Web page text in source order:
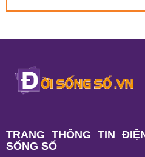
TRANG THÔNG TIN
SỐNG SỐ